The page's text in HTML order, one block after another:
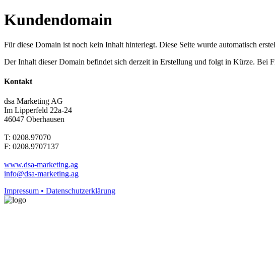
Kundendomain
Für diese Domain ist noch kein Inhalt hinterlegt. Diese Seite wurde automatisch
Der Inhalt dieser Domain befindet sich derzeit in Erstellung und folgt in Kürze. Bei
Kontakt
dsa Marketing AG
Im Lipperfeld 22a-24
46047 Oberhausen
T: 0208.97070
F: 0208.9707137
www.dsa-marketing.ag
info@dsa-marketing.ag
Impressum • Datenschutzerklärung